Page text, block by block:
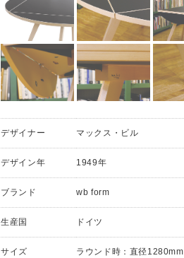
デザイナー マックス・ビル
デザイン年 1949年
ブランド wb form
生産国 ドイツ
サイズ
ラウンド時：直径1280mm